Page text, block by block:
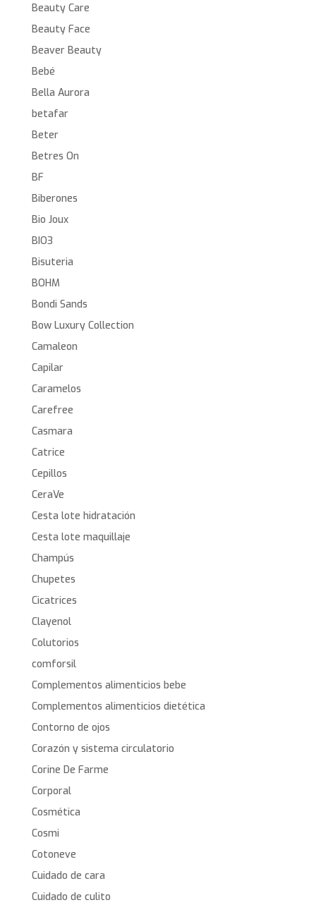
Beauty Care
Beauty Face
Beaver Beauty
Bebé
Bella Aurora
betafar
Beter
Betres On
BF
Biberones
Bio Joux
BIO3
Bisuteria
BOHM
Bondi Sands
Bow Luxury Collection
Camaleon
Capilar
Caramelos
Carefree
Casmara
Catrice
Cepillos
CeraVe
Cesta lote hidratación
Cesta lote maquillaje
Champús
Chupetes
Cicatrices
Clayenol
Colutorios
comforsil
Complementos alimenticios bebe
Complementos alimenticios dietética
Contorno de ojos
Corazón y sistema circulatorio
Corine De Farme
Corporal
Cosmética
Cosmi
Cotoneve
Cuidado de cara
Cuidado de culito